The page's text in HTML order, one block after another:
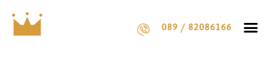
089 / 82086166